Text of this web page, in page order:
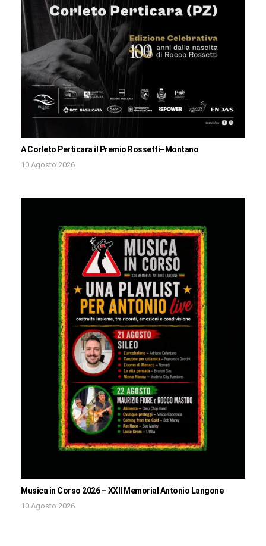
A Corleto Perticara il Premio Rossetti–Montano
10 Agosto 2026
Musica in Corso 2026 – XXII Memorial Antonio Langone
10 Agosto 2026